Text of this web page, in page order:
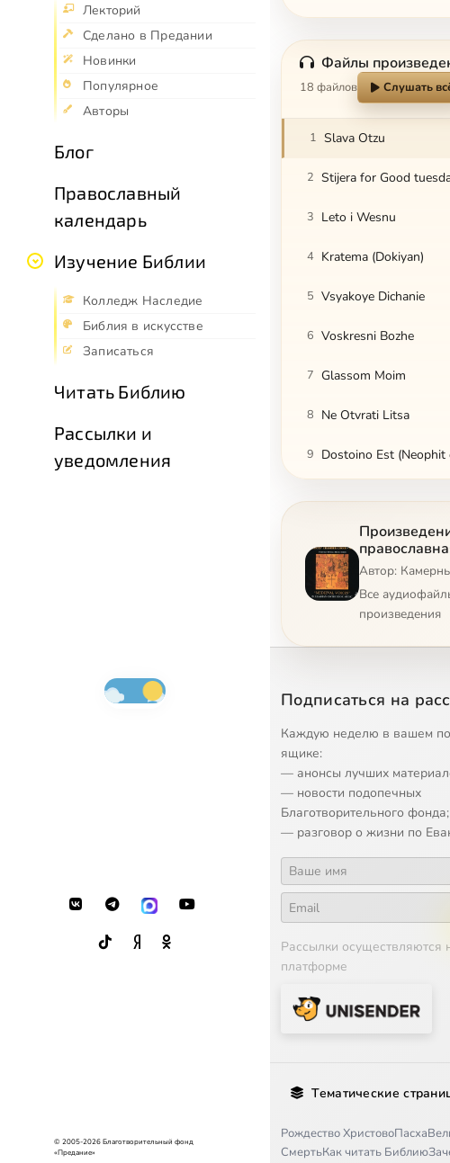
Лекторий
Сделано в Предании
Новинки
Популярное
Авторы
Блог
Православный
календарь
Изучение Библии
Колледж Наследие
Библия в искусстве
Записаться
Читать Библию
Рассылки и
уведомления
© 2005-2026 Благотворительный фонд
«Предание»
Файлы
18 файлов Слушать
1 Slava Otzu
2 Stijera for Good
3 Leto i Wesnu
4 Kratema (Dokiyan)
5 Vsyakoye Dichanie
6 Voskresni Bozhe
7 Glassom Moim
8 Ne Otvrati Litsa
9 Dostoino Est (Neophit
Svetisja
12 Bog Gospod
Blagoslovie Dushe
14 Slava i Nine
16 Rozhdestvo Tvoe
17 O Tebe Raduetsya
18 Elitzi vo Hrista
Автор:
Все
произведения
Подписаться на
Каждую неделю в вашем
ящике:
— анонсы лучших
— новости подопечных
Благотворительного фонда;
— разговор о жизни по
Рассылки осуществляются
платформе
Тематические
Рождество ХристовоПасха
СмертьКак читать Библию